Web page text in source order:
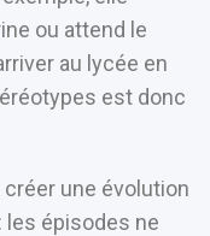
ou attend le
au lycée en
est donc
une évolution
les épisodes ne